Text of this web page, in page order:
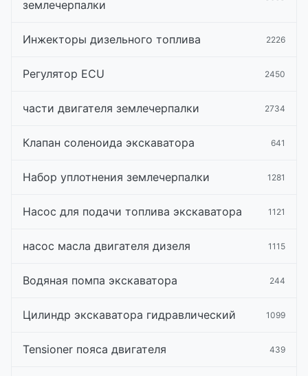
землечерпалки
Инжекторы дизельного топлива 2226
Регулятор ECU 2450
части двигателя землечерпалки 2734
Клапан соленоида экскаватора 641
Набор уплотнения землечерпалки 1281
Насос для подачи топлива экскаватора 1121
насос масла двигателя дизеля 1115
Водяная помпа экскаватора 244
Цилиндр экскаватора гидравлический 1099
Tensioner пояса двигателя 439